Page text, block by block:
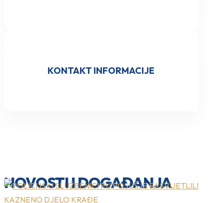
KONTAKT INFORMACIJE
NOVOSTI I DOGAĐANJA